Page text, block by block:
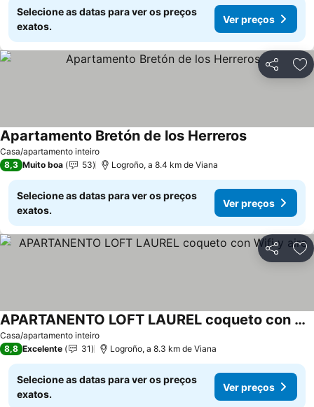
Selecione as datas para ver os preços
exatos.
Ver preços
Partilhar
Casa/apartamento inteiro
Apartamento Bretón de los Herreros
8,3 Muito boa 53 Logroño, a 8.4 km de Viana
Selecione as datas para ver os preços
exatos.
Ver preços
Partilhar
Casa/apartamento inteiro
APARTANENTO LOFT LAUREL coqueto con Wifi y aire
8,8 Excelente 31 Logroño, a 8.3 km de Viana
Selecione as datas para ver os preços
exatos.
Ver preços